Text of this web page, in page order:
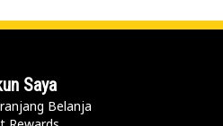
Saya
Belanja